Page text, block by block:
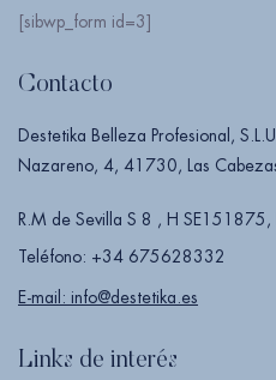
[sibwp_form id=3]
Contacto
Destetika Belleza Profesional,
Nazareno, 4, 41730, Las
R.M de Sevilla S 8 , H
Teléfono: +34 675628332
E-mail: info@destetika.es
Links de interés